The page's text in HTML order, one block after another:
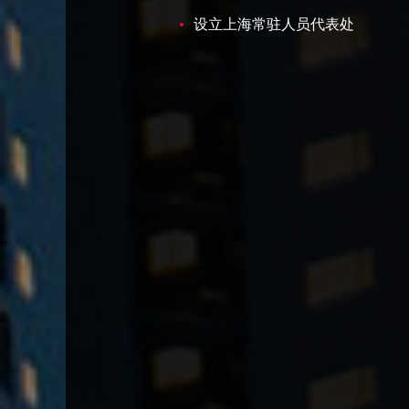
设立上海常驻人员代表处